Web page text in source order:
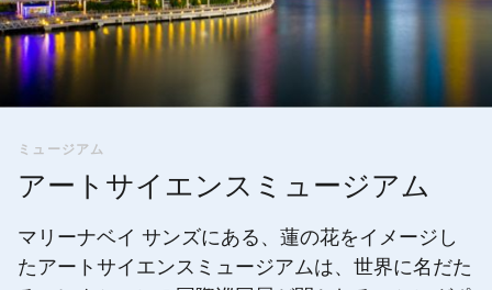
ミュージアム
アートサイエンスミュージアム
マリーナベイ サンズにある、蓮の花をイメージし
たアートサイエンスミュージアムは、世界に名だた